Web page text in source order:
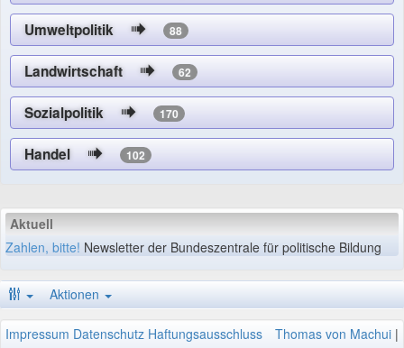
Umweltpolitik 88
Landwirtschaft 62
Sozialpolitik 170
Handel 102
Aktuell
Zahlen, bitte! Newsletter der Bundeszentrale für politische Bildung
Aktionen
Impressum Datenschutz Haftungsausschluss Thomas von Machui |